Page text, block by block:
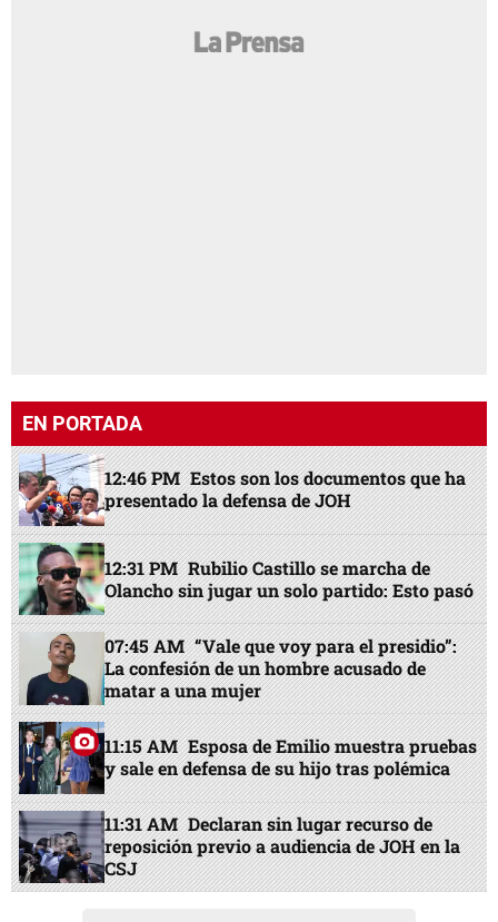
EN PORTADA
12:46 PM Estos son los documentos que ha
presentado la defensa de JOH
12:31 PM Rubilio Castillo se marcha de
Olancho sin jugar un solo partido: Esto pasó
07:45 AM “Vale que voy para el presidio”:
La confesión de un hombre acusado de
matar a una mujer
11:15 AM Esposa de Emilio muestra pruebas
y sale en defensa de su hijo tras polémica
11:31 AM Declaran sin lugar recurso de
reposición previo a audiencia de JOH en la
CSJ